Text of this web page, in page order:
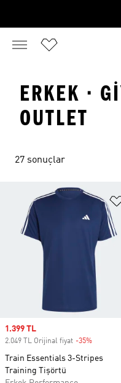
ERKEK ·
OUTLET
27 sonuçlar
Sale price
1.399 TL
2.049 TL Orijinal fiyat -35%
Train Essentials 3-Stripes
Training Tişörtü